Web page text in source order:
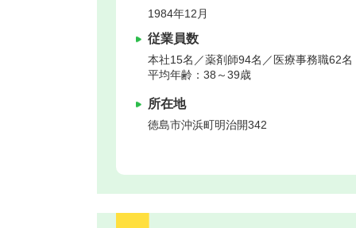
1984年12月
従業員数
本社15名／薬剤師94名／医療事務職62名
平均年齢：38～39歳
所在地
徳島市沖浜町明治開342